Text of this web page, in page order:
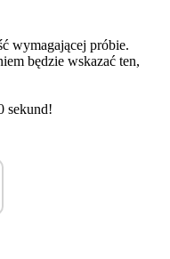
wymagającej próbie.
będzie wskazać ten,
sekund!